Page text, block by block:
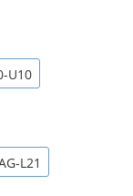
U10
L21